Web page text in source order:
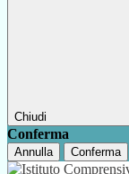
Chiudi
Conferma
Annulla Conferma